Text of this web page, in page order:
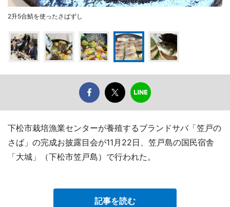
2升5合鯖を使ったさばずし
下松市栽培漁業センターが養殖するブランドサバ「笠戸の
さば」の完成お披露目会が11月22日、笠戸島の国民宿舎
「大城」（下松市笠戸島）で行われた。
記事を読む